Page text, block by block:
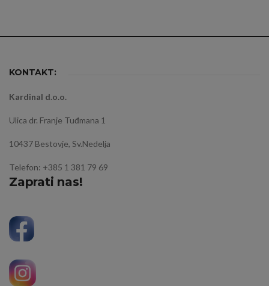
KONTAKT:
Kardinal d.o.o.
Ulica dr. Franje Tuđmana 1
10437 Bestovje, Sv.Nedelja
Telefon: +385 1 381 79 69
Zaprati nas!